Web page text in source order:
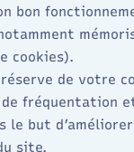
bon
cookies).
de votre
fréquentation
le but
site.​